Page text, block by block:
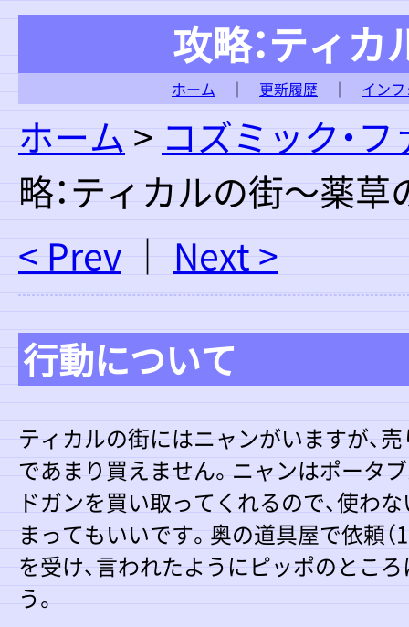
攻略：ティ
ホーム ｜ 更新履歴 ｜ イン
ホーム > コズミック・
略：ティカルの街～薬草
< Prev ｜ Next >
行動について
ティカルの街にはニャンがいますが、
であまり買えません。ニャンはポータ
ドガンを買い取ってくれるので、使わ
まってもいいです。奥の道具屋で依頼（
を受け、言われたようにピッポのとこ
う。